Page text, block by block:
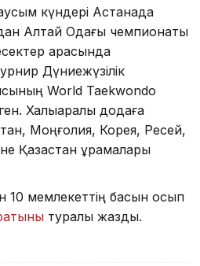
күндері Астанада
Алтай Одағы чемпионаты
арасында
Дүниежүзілік
World Taekwondo
Халықаралық додаға
Моңғолия, Корея, Ресей,
Қазақстан құрамалары
10 мемлекеттің басын қосып
туралы жаздық.